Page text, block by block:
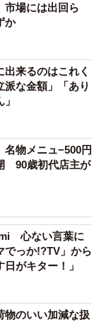
場には出回ら
か
出来るのはこれく
な金額」「あり
物メニュ−500円
90歳初代店主が
心ない言葉に
っか!?TV」から
がキター！」
物のいい加減な扱